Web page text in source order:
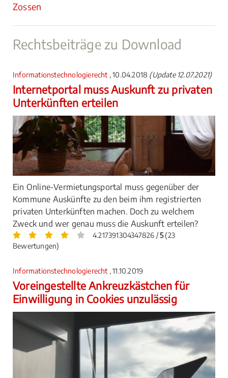
Zossen
Rechtsbeiträge zu Download
Informationstechnologierecht , 10.04.2018 (Update 12.07.2021)
Internetportal muss Auskunft zu privaten
Unterkünften erteilen
Ein Online-Vermietungsportal muss gegenüber der
Kommune Auskünfte zu den beim ihm registrierten
privaten Unterkünften machen. Doch zu welchem
Zweck und wer genau muss die Auskunft erteilen?
4.217391304347826 /5(23
Bewertungen)
Informationstechnologierecht , 11.10.2019
Voreingestellte Ankreuzkästchen für
Einwilligung in Cookies unzulässig